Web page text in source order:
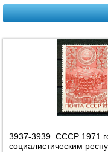
3937-3939. СССР 1971
социалистическим